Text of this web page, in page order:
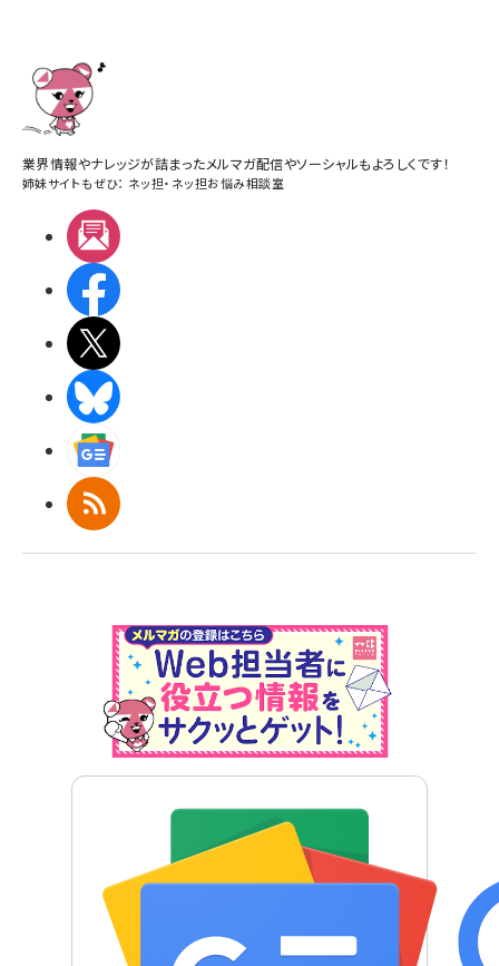
業界情報やナレッジが詰まったメルマガ配信やソーシャルもよろしくです！
姉妹サイトもぜひ： ネッ担・ ネッ担お悩み相談室
RSS